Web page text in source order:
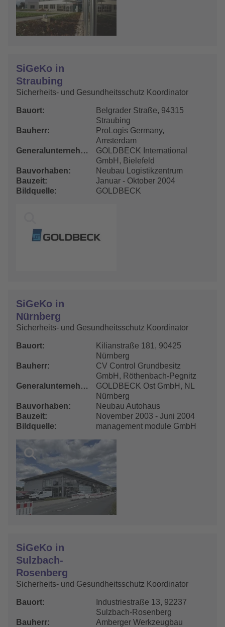
SiGeKo in
Straubing
Sicherheits- und Gesundheitsschutz Koordinator
Bauort
Belgrader Straße, 94315
Straubing
Bauherr
ProLogis Germany,
Amsterdam
Generalunternehmer
GOLDBECK International
GmbH, Bielefeld
Bauvorhaben
Neubau Logistikzentrum
Bauzeit
Januar - Oktober 2004
Bildquelle
GOLDBECK
SiGeKo in
Nürnberg
Sicherheits- und Gesundheitsschutz Koordinator
Bauort
Kilianstraße 181, 90425
Nürnberg
Bauherr
CV Control Grundbesitz
GmbH, Röthenbach-Pegnitz
Generalunternehmer
GOLDBECK Ost GmbH, NL
Nürnberg
Bauvorhaben
Neubau Autohaus
Bauzeit
November 2003 - Juni 2004
Bildquelle
management module GmbH
SiGeKo in
Sulzbach-
Rosenberg
Sicherheits- und Gesundheitsschutz Koordinator
Bauort
Industriestraße 13, 92237
Sulzbach-Rosenberg
Bauherr
Amberger Werkzeugbau